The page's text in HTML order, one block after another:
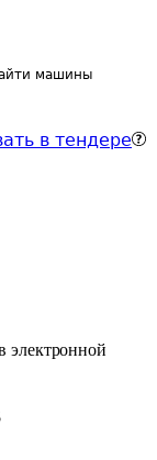
машины
в тендере
электронной